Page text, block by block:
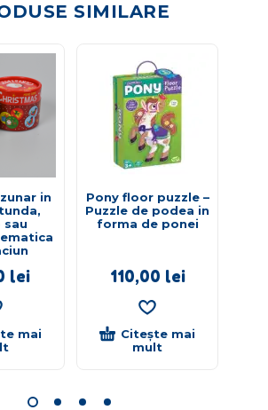
SIMILARE
in
sau
lei
mai
Pony floor puzzle –
Puzzle de podea in
forma de ponei
110,00 lei
Citește mai
mult